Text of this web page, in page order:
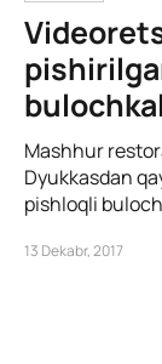
Mashhur
Dyukkasdan
pishloqli
13 Dekabr, 2017